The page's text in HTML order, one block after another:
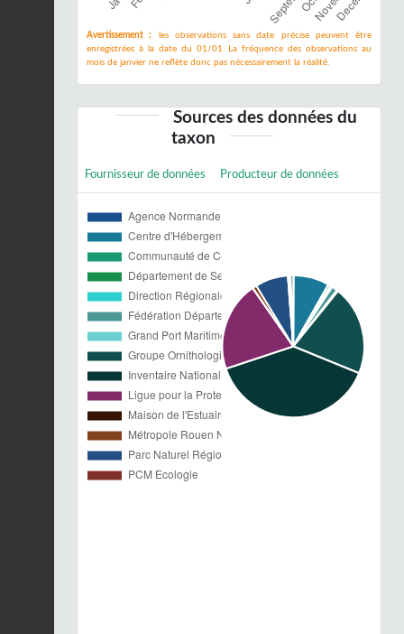
Avertissement :
les observations sans date précise peuvent être
enregistrées à la date du 01/01. La fréquence des observations au
mois de janvier ne reflète donc pas nécessairement la réalité.
Sources des données du
taxon
Fournisseur de données Producteur de données